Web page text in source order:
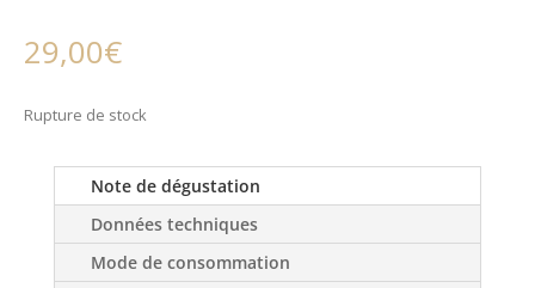
29,00€
Rupture de stock
Note de dégustation
Données techniques
Mode de consommation